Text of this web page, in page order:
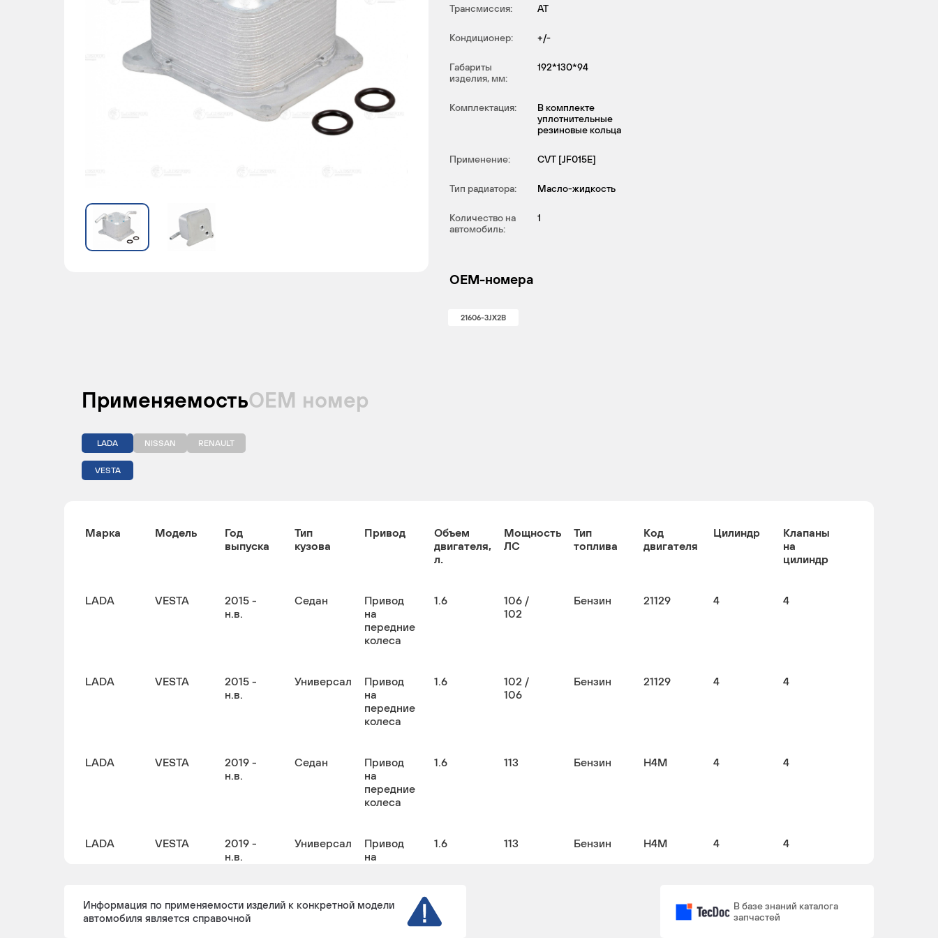
Трансмиссия: AT
Кондиционер: +/-
Габариты
изделия, мм:
192*130*94
Комплектация:
В комплекте
уплотнительные
резиновые кольца
Применение: CVT [JF015E]
Тип радиатора: Масло-жидкость
Количество на
автомобиль:
1
OEM-номера
21606-3JX2B
ПрименяемостьОЕМ номер
LADA NISSAN RENAULT
VESTA
Марка Модель
Год
выпуска
Тип
кузова
Привод
Объем
двигателя,
л.
Мощность
ЛС
Тип
топлива
Код
двигателя
Цилиндр
Клапаны
на
цилиндр
LADA VESTA
2015 -
н.в.
Седан
Привод
на
передние
колеса
1.6
106 /
102
Бензин 21129 4 4
LADA VESTA
2015 -
н.в.
Универсал
Привод
на
передние
колеса
1.6
102 /
106
Бензин 21129 4 4
LADA VESTA
2019 -
н.в.
Седан
Привод
на
передние
колеса
1.6 113 Бензин H4M 4 4
LADA VESTA
2019 -
н.в.
Универсал
Привод
на
1.6 113 Бензин H4M 4 4
LADA VESTA
2018 -
1.6
Информация по применяемости изделий к конкретной модели
автомобиля является справочной
В базе знаний каталога
запчастей